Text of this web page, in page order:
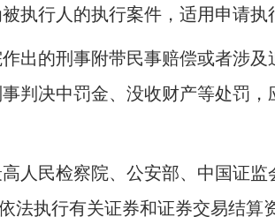
执行人的执行案件，适用申请执
的刑事附带民事赔偿或者涉及
判决中罚金、没收财产等处罚
民检察院、公安部、中国证监
法执行有关证券和证券交易结算